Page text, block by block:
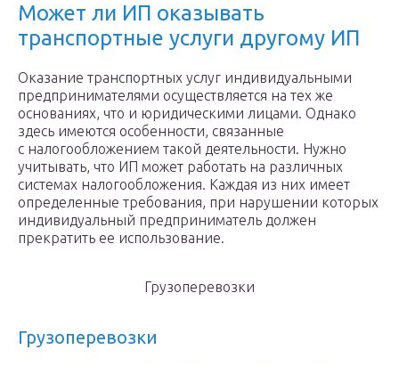
Может ли ИП оказывать
транспортные услуги другому ИП
Оказание транспортных услуг индивидуальными
предпринимателями осуществляется на тех же
основаниях, что и юридическими лицами. Однако
здесь имеются особенности, связанные
с налогообложением такой деятельности. Нужно
учитывать, что ИП может работать на различных
системах налогообложения. Каждая из них имеет
определенные требования, при нарушении которых
индивидуальный предприниматель должен
прекратить ее использование.
Грузоперевозки
Грузоперевозки